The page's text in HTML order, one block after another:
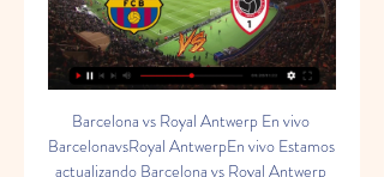
Barcelona vs Royal Antwerp En vivo BarcelonavsRoyal AntwerpEn vivo Estamos actualizando Barcelona vs Royal Antwerp Match Hightlight después del partido. Explore las estadísticas de Barcelona ...

Royal Antwerpen FC en directo online, partidos en TV hoy Antwerp. Gent. 30 sep. 13:45. KV Mechelen. Antwerp. Flag null Liga Campeones UEFA. 19 sep. 14:00. Barcelona. Antwerp. Paramount+. Barcelona vs Antwerp. Publi. 0 ...

Barcelona - Royal Antwerp 19.09.2023 - Azscore hace 2 días — Royal Antwerp - AEK Athens (22 Ago 2023) Bosuilstadion 1:0 Liga Campeones UEFA. Puntuaje de Barcelona contra Royal Antwerp hoy estará disponible ...

Antwerp: marcadores en directo, resultados y partidos Barcelona. Antwerp. 19.09. 12:00 · Jupiler Pro League ; KV Mechelen. Antwerp. 30.09. 11:45 · Champions League - Fase Grupos ; Antwerp. Shakhtar. 04.10. 09:45.

Barcelona - Antwerp: horario y dónde ver en TV y online la Champions LeagueBarcelona y Antwerp se enfrentan hoy martes 19 de septiembre a las 21:00 horas en el Estadio Olímpico de Montjuic en el partido correspondiente a la la jornada 1 de la Champions League. El Barcelona ha vuelto del parón internacional por todo lo alto. En el debut de Joao Félix y Joao Cancelo como titulares, los pupilos de Xavi Hernández lograron vencer con contundencia al Real Betis por un resultado de 5-0. Ambos jugadores portugueses vieron puerta y se estrenaron como goleadores. Joao Félix celebra su primer gol con la camiseta del Barcelona. Joan MonfortEl conjunto belga también anda fino. El Antwerp venció por 0-3 en el estadio del Westerlo y dio motivos a su afición para ilusionarse con la Champions League. 

[[[libre>>]]] Ver Barcelona vs Antwerp en vivo gratis 19 sep hace 6 horas — FC Barcelona: Última Hora de fútbol de Hoy - MD Horario y dónde ver por TV el Barcelona - Antwerp de la UEFA Champions League contra el Royal ...

Dónde ver el partido del Barcelona vs. Royal Antwerp hace 2 días — El duelo por el Grupo H de la Champions League, entre el FC Barcelona y el Royal Antwerp se podrá ver en vivo por la transmisión de ESPN2 y por ...

Sigue en directo la rueda de prensa de Oriol Romeu y Xavi hace 20 horas — El jugador y el técnico del Barcelona comparecen ante los medios antes del partido de Champions frente al Royal Antwerp Mañana jugamos contra ...

Fútbol/Champions. - Previa del FC Barcelona - AntwerpEl Barça busca dar un salto adelante en EuropaLos de Xavi empiezan aventura ante el Antwerp de Van Bommel El FC Barcelona abre nueva campaña en la Liga de Campeones este martes contra el Royal Antwerp belga (21. 00), en un Estadi Olímpic de Montjuïc que también se estrena en la 'Champions' y que debería ver el primer paso de su inquilino hacia una nueva era, y dar un paso adelante en Europa tras dos fiascos consecutivos en fase de grupos. 

Antwerp en directo 19 septiemb | emoters-project Group EMOTERS EMOTERS hace 18 minutos —  hace 18 minutos Barcelona vs. Royal Antwerp: hora y dónde ver el partido de la Champions League 2022/23Triunfo del Barcelona contra el Betis. Foto: AFP 18 de ...

Barcelona - Amberes | Horario y dónde ver hoy por TV el hace 4 horas — El Barcelona de Xavi Hernández se estrena este martes en la Champions frente al Royal Antwerp belga, más conocido como Amberes.

No hay mucho margen para el error en la Liga de Campeones, donde el Barça acumula dos fracasos seguidos. No puede permitirse el equipo de Xavi Hernández volver a ser el gran ausente en el sorteo de los octavos y ese es el objetivo de mínimos marcado. Y, para ello, hay que ganar sí o sí a un Royal Antwerp que apenas tiene bagaje 'Champions'. En el Grupo H, Barça y Royal Antwerp comparten viaje con FC Porto y Shakhtar Donetsk. 

Barcelona vs Antwerp en vivo, Liga de Campeones hace 6 horas — Barcelona vs Antwerp en vivo: horarios y canales de transmisión por Champions League | Barcelona vs Antwerp en vivo por la fecha 1 de la ...

El entrenamiento del Barça previo al partido contra el hace 1 día — hoy · Resultados de fútbol · Shakira · Verstappen · UFC · NFL El entrenamiento del Barça previo al partido contra el Royal Antwerp FC, en ...

FC Barcelona vs. Royal Antwerp: canales de TV, horarios y hace 13 horas — Canales de TV para ver en vivo FC Barcelona vs. Royal Antwerp por la fase de grupos de la Champions League. ESPN. 'Streaming' para ver en vivo ...

Barcelona vs. Royal Antwerp en vivo: cómo verlo, horario y hace 8 horas — Barcelona y Royal Antwerp se enfrentarán por UEFA Champions League el martes 19 de septiembre. El partido se jugará a las 16:00hs.

De hecho, es el primer duelo del Barça ante un conjunto belga desde el 1-0 al Brujas en 2002, ya en la 'Champions'. Los de Van Bommel son poco conocidos, pero con un juego ofensivo y de posesión similar al del Barça --esta será una de las batallas de la noche-- ganaron la última Liga y se ganaron con pleno derecho el poder codearse con los mejores del 'Viejo Continente'. Cinco veces campeones de Bélgica, los de Van Bommel tocaron el cielo por primera vez desde 1957 gracias a un gol del veterano central Toby Alderweireld. Quizá sea la cara más conocida de un Amberes que tiene en Jean Butez a un buen guardameta, en el neerlandés Vincent Janssen a un ariete de los que necesitan poco para marcar y, sobre todo, una joven promesa belga en Arthur Vermeeren, por el que muchos grandes de Europa ya suspiran a sus 18 años. 

Cómo y dónde ver Barcelona vs Antwerp: canal y horario en hace 13 horas — ¿A qué hora es el Barcelona vs Royal Antwerp? · ¿En qué canales se transmitirá el partido?

Sin duda, el título liguero y la Supercopa dieron tranquilidad y alegrías a una parroquia 'culer' que hace demasiado, desde 2015, que no celebra una 'Champions'. Ganarla no es una obligación, pero sí luchar por ella hasta el final y el camino empieza ante un Antwerp entrenado por Mark van Bommel, importante en el título de París 2006 que abrió la senda del éxito en Can Barça. Este es el primer enfrentamiento entre ambos equipos en competiciones de la UEFA, pese a que jugaron en la extinta Copa de Ferias de la temporada 1965/66, en la que el Barcelona remontó el 2-1 de la ida en Bélgica con un 2-0 en el Camp Nou. 

Barcelona - Amberes: Horario y dónde ver hoy en TV el partido de Champions LeagueActualizado Martes, 19 septiembre 2023 - 09:35FC Barcelona y Royal Antwerp (o Amberes) se miden este martes, 19 de septiembre, desde las 21:00 horasJoao FelixJOSEP LAGOAFPFC Barcelona y Royal Antwerp (o Amberes) se miden este martes, 19 de septiembre, desde las 21:00 horas en el primer partido de la temporada de Champions League 2023 - 2024. Los de Xavi Hernández reciben hoy a los belgas en el Estadio Olímpico de Montjuic en el que será el primer enfrentamiento entre ambos clubes. Buscarán desde el primer duelo afianzar el pase de grupos para no quedarse fuera de la competición, como les ocurriese en la temporada pasada. 

Un grupo asequible para este Barça de los 'Joaos' --Cancelo y Félix--, de Lamine Yamal, de Oriol Romeu y de Gündogan, que suman su calidad a la de Pedri (ahora lesionado), Gavi, De Jong o Lewandowski. Y atrás debe quedar el pánico de verse eliminado por Bayern de Múnich e Inter de Milán, como en la última edición. No habrá excusas en Can Barça. Con esta plantilla, para muchos mejorada respecto a la del año pasado, y con Xavi ya asentado se debe dar ese paso adelante, ese salto en importancia, que tanto piden y se hacen suyo tanto Xavi como su vestuario. Y hay que demostrarlo, como recuerdan, en el verde. Montjuïc está listo para que suene el himno de la 'Champions'. El equipo 'culer', que dejó atrás el 0-0 inicial en LaLiga EA Sports ante el Getafe, encadena victorias y la última, en una 'manita' ante el Real Betis, dejó grandes sensaciones más allá de los goles y marca el camino a seguir para volver a acercarse a la élite europea. 

Dónde ver Barcelona vs Royal Antwerp en Perú: canal TV hace 5 horas — Barcelona y Royal Antwerp jugarán en el inicio de la Champions League 2023/2024. Barcelona de España se enfrentará en condición de local ante ...

Barcelona vs Antwerp EN VIVO: ¿cómo ver transmisión TV online en UEFA Champions League? | 19/09/2023Minuto a minuto del partido Barcelona vs Antwerp en vivo y online, correspondiente a juego de la jornada 1 de la Champions League. Horario del Barcelona vs Antwerp: 13:00 horas (CDMX). Sigue el resultado en VAVEL. Imagen: Barcelona1:00hace 2 horasEn unos momentos les compartiremos las alineaciones iniciales del Barcelona vs Antwerp en vivo, además de la más reciente información que surja desde el Estadio Olímpico de Montjuic. No pierdas detalle del partido con el minuto a minuto y en directo online de VAVEL. 0:40hace 2 horasButez, Bataille, Alderweireld, Coulibaly, Wijndal, Vermeeren, Keita, Ekkelenkamp, Kerk, Balikwisha, Janssen 0:35hace 2 horasTer Stegen; João Cancelo, Koundé, Christensen, Balde; Romeu, De Jong, Gavi, Ferran Torres, João Félix, Lewandowski 0:30hace 2 horasEl Antwerp ha iniciado el certamen belga con el pie derecho, el conjunto suma de tres en su último encuentro ante el Westerlo tres goles por cero. 

Champions League: Barcelona - Antwerp: horario y dónde hace 2 horas — Partidos de Champions League hoy, 19 de septiembre; Onces. Alineación probable del Barcelona contra el Antwerp hoy Royal Amberes FC · Dónde ...

Al frente del Amberes está Mark van Bommel, con quien Xavi coincidió en el vestuario blaugrana. El resto de equipos del grupo del Barça son el Oporto y el Shakhtar Donetsk. Dónde ver el Barcelona - Amberes en televisiónEl partido entre Barcelona y Amberes de la Champions se podrá ver por televisión a través del canal Movistar Liga de Campeones, ya que Movistar tiene los derechos de emisión de la Champions en España. 

Royal Antwerpen FC en directo online, partidos en TV hoySporticos - Ver fútbol online legalmenteSigue toda la acción de las ligas de fútbol más importantes del mundo como La Liga, la Serie A, la Bundesliga y la Ligue 1 con Sporticos. Aquí puedes encontrar la forma más fácil, barata y cómoda de ver fútbol en di